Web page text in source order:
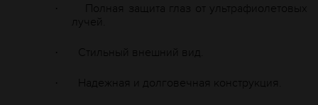
·
Полная защита глаз от ультрафиолетовых
лучей.
· Стильный внешний вид.
· Надежная и долговечная конструкция.